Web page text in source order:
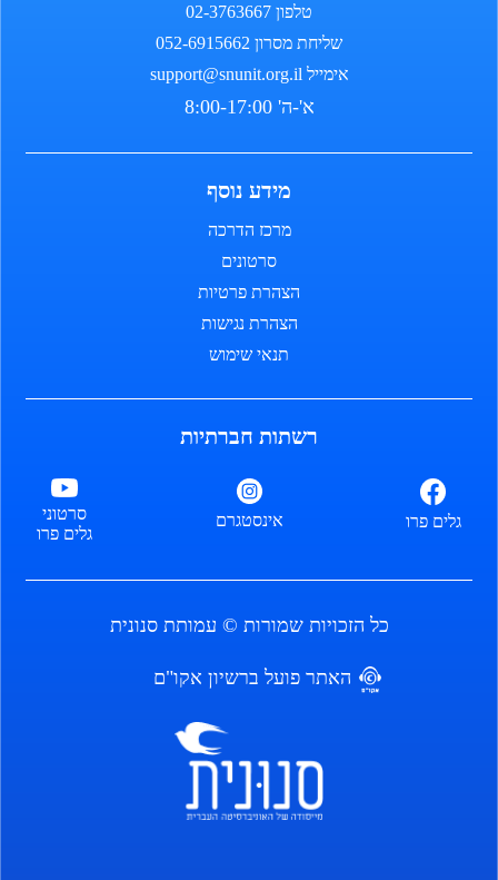
טלפון 02-3763667
שליחת מסרון 052-6915662
אימייל support@snunit.org.il
א'-ה' 8:00-17:00
מידע נוסף
מרכז הדרכה
סרטונים
הצהרת פרטיות
הצהרת נגישות
תנאי שימוש
רשתות חברתיות
גלים פרו אינסטגרם
סרטוני
גלים פרו
כל הזכויות שמורות © עמותת סנונית
האתר פועל ברשיון אקו"ם